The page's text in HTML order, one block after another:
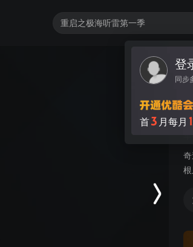
登
同步
首3 月每月